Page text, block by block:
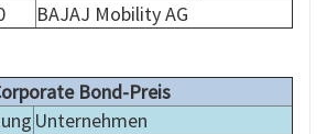
BAJAJ Mobility AG
Bond-Preis
Unternehmen